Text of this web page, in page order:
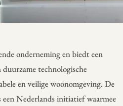
onderneming en biedt een
duurzame technologische
en veilige woonomgeving. De
Nederlands initiatief waarmee